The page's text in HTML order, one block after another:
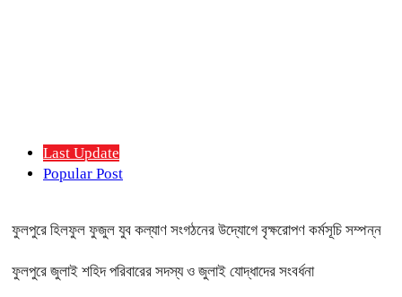
Last Update
Popular Post
ফুলপুরে হিলফুল ফুজুল যুব কল্যাণ সংগঠনের উদ্যোগে বৃক্ষরোপণ কর্মসূচি সম্পন্ন
ফুলপুরে জুলাই শহিদ পরিবারের সদস্য ও জুলাই যোদ্ধাদের সংবর্ধনা